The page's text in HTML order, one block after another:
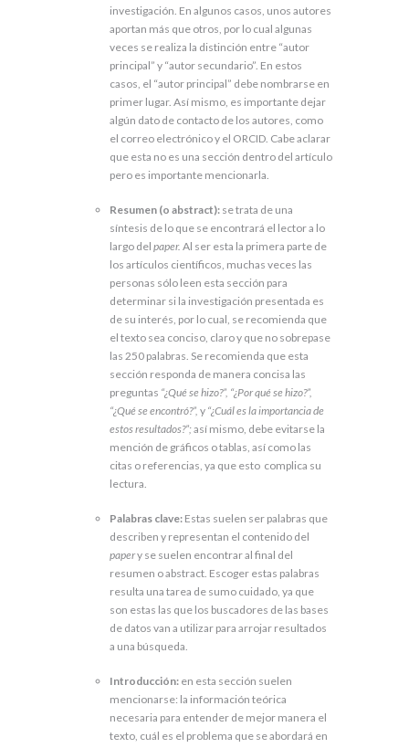
investigación. En algunos casos, unos autores
aportan más que otros, por lo cual algunas
veces se realiza la distinción entre “autor
principal” y “autor secundario”. En estos
casos, el “autor principal” debe nombrarse en
primer lugar. Así mismo, es importante dejar
algún dato de contacto de los autores, como
el correo electrónico y el ORCID. Cabe aclarar
que esta no es una sección dentro del artículo
pero es importante mencionarla.
Resumen (o abstract): se trata de una
síntesis de lo que se encontrará el lector a lo
largo del paper. Al ser esta la primera parte de
los artículos científicos, muchas veces las
personas sólo leen esta sección para
determinar si la investigación presentada es
de su interés, por lo cual, se recomienda que
el texto sea conciso, claro y que no sobrepase
las 250 palabras. Se recomienda que esta
sección responda de manera concisa las
preguntas “¿Qué se hizo?”, “¿Por qué se hizo?”,
“¿Qué se encontró?”, y “¿Cuál es la importancia de
estos resultados?”;así mismo, debe evitarse la
mención de gráficos o tablas, así como las
citas o referencias, ya que esto complica su
lectura.
Palabras clave: Estas suelen ser palabras que
describen y representan el contenido del
papery se suelen encontrar al final del
resumen o abstract. Escoger estas palabras
resulta una tarea de sumo cuidado, ya que
son estas las que los buscadores de las bases
de datos van a utilizar para arrojar resultados
a una búsqueda.
Introducción: en esta sección suelen
mencionarse: la información teórica
necesaria para entender de mejor manera el
texto, cuál es el problema que se abordará en